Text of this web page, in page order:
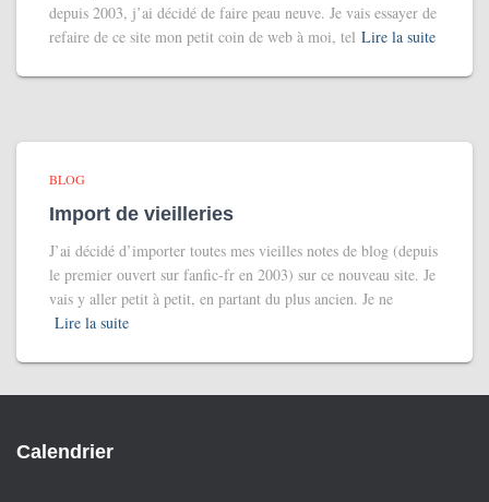
depuis 2003, j’ai décidé de faire peau neuve. Je vais essayer de
refaire de ce site mon petit coin de web à moi, tel Lire la suite
BLOG
Import de vieilleries
J’ai décidé d’importer toutes mes vieilles notes de blog (depuis
le premier ouvert sur fanfic-fr en 2003) sur ce nouveau site. Je
vais y aller petit à petit, en partant du plus ancien. Je ne
Lire la suite
Calendrier